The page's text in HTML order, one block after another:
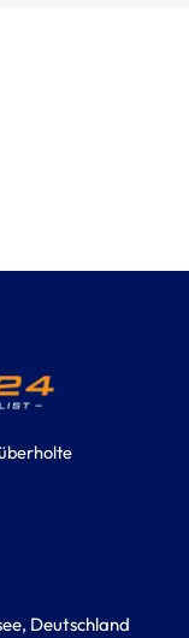
Deutschland